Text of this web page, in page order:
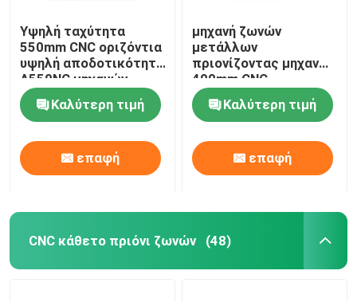
Υψηλή ταχύτητα
550mm CNC οριζόντια
υψηλή αποδοτικότητα
A550NC μηχανών
πριονιών ζωνών
Καλύτερη τιμή
επαφή
μηχανή ζωνών
μετάλλων
πριονίζοντας μηχανών
400mm CNC
πριονίζοντας πλήρως
αυτόματηΚαλύτερη τιμή
επαφή
CNC κάθετο πριόνι ζωνών (48)